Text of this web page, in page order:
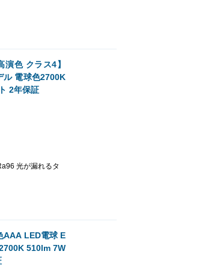
色 クラス4】
ル 電球色2700K
2年保証
光が漏れるタ
AAA LED電球 E
510lm 7W